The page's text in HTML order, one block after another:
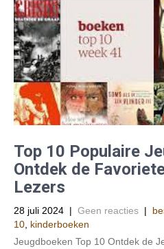
Top 10 Populaire
Ontdek de
Lezers
28 juli 2024 | Geen reacties |
10 kinderboeken
Jeugdboeken Top 10 Ontdek de